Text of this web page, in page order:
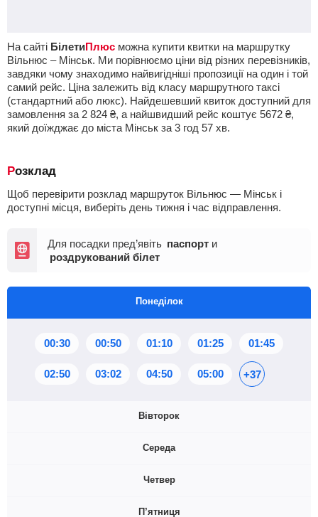
На сайті БілетиПлюс можна купити квитки на маршрутку
Вільнюс – Мінськ. Ми порівнюємо ціни від різних перевізників,
завдяки чому знаходимо найвигідніші пропозиції на один і той
самий рейс. Ціна залежить від класу маршрутного таксі
(стандартний або люкс). Найдешевший квиток доступний для
замовлення за 2 824 ₴, а найшвидший рейс коштує 5672 ₴,
який доїжджає до міста Мінськ за 3 год 57 хв.
Розклад
Щоб перевірити розклад маршруток Вільнюс — Мінськ і
доступні місця, виберіть день тижня і час відправлення.
Для посадки пред’явіть паспорт и
роздрукований білет
Понеділок
00:30 00:50 01:10 01:25 01:45
02:50 03:02 04:50 05:00 +37
Вівторок
04:50
Середа
Четвер
П’ятниця